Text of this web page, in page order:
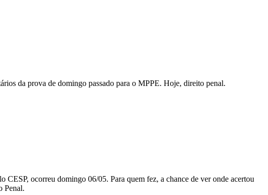
da prova de domingo passado para o MPPE. Hoje, direito penal.
CESP, ocorreu domingo 06/05. Para quem fez, a chance de ver onde acertou
Penal.